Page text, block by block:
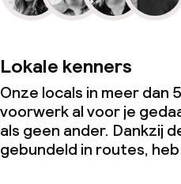
Lokale kenners
Onze locals in meer
voorwerk al voor je
als geen ander. Dankzij
gebundeld in routes,